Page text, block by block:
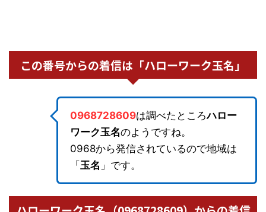
この番号からの着信は「ハローワーク玉名」
0968728609は調べたところハロー
ワーク玉名のようですね。
0968から発信されているので地域は
「 玉名 」です。